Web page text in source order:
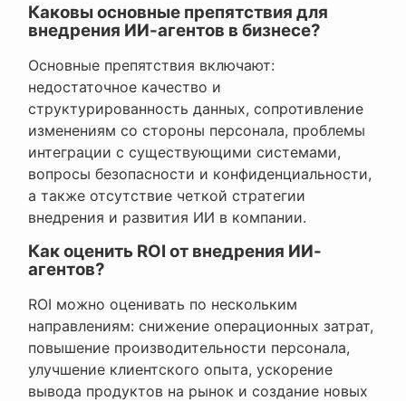
Каковы основные препятствия для
внедрения ИИ-агентов в бизнесе?
Основные препятствия включают:
недостаточное качество и
структурированность данных, сопротивление
изменениям со стороны персонала, проблемы
интеграции с существующими системами,
вопросы безопасности и конфиденциальности,
а также отсутствие четкой стратегии
внедрения и развития ИИ в компании.
Как оценить ROI от внедрения ИИ-
агентов?
ROI можно оценивать по нескольким
направлениям: снижение операционных затрат,
повышение производительности персонала,
улучшение клиентского опыта, ускорение
вывода продуктов на рынок и создание новых